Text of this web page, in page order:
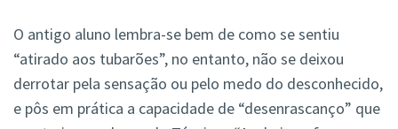
O antigo aluno lembra-se bem de como se sentiu
“atirado aos tubarões”, no entanto, não se deixou
derrotar pela sensação ou pelo medo do desconhecido,
e pôs em prática a capacidade de “desenrascanço” que